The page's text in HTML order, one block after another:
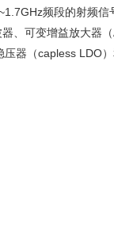
频段的射频
、可变增益放大器
器（capless LDO）